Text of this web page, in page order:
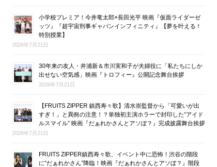
小学校プレミア！今井竜太郎×長田光平 映画『仮面ライダーゼ
ッツ』『超宇宙刑事ギャバンインフィニティ』【夢を叶える！
特別授業】
2026年7月21日
30年来の友人・井浦新＆市川実和子が夫婦役に「私たちにしか
出せない空気感」映画『トロフィー』公開記念舞台挨拶
2026年7月21日
【FRUITS ZIPPER 鎮西寿々歌】清水崇監督から「可愛いが出
すぎ！」と異例の注意！？単独初主演ホラーで封印した“アイド
ルスマイル” 映画『だぁれかさんとアソぼ？』完成披露舞台挨拶
2026年7月21日
FRUITS ZIPPER鎮西寿々歌、イベント中に恐怖！渋谷の階段
に“だぁれかさん”降臨！映画『だぁれかさんとアソぼ？』階段